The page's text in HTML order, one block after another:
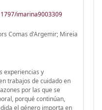
imarina9003309
Comas d'Argemir; Mireia
experiencias y
trabajos de cuidado en
por las que se
porqué continúan,
el género importa en